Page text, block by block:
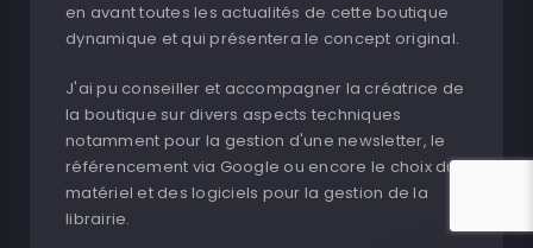
en avant toutes les actualités de cette boutique
dynamique et qui présentera le concept original.
J'ai pu conseiller et accompagner la créatrice de
la boutique sur divers aspects techniques
notamment pour la gestion d'une newsletter, le
référencement via Google ou encore le choix du
matériel et des logiciels pour la gestion de la
librairie.